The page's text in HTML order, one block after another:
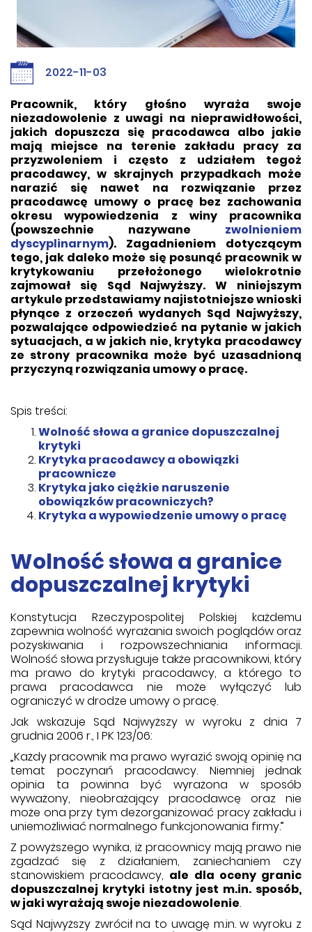
2022-11-03
Pracownik, który głośno wyraża swoje
niezadowolenie z uwagi na nieprawidłowości,
jakich dopuszcza się pracodawca albo jakie
mają miejsce na terenie zakładu pracy za
przyzwoleniem i często z udziałem tegoż
pracodawcy, w skrajnych przypadkach może
narazić się nawet na rozwiązanie przez
pracodawcę umowy o pracę bez zachowania
okresu wypowiedzenia z winy pracownika
(powszechnie nazywane zwolnieniem
dyscyplinarnym). Zagadnieniem dotyczącym
tego, jak daleko może się posunąć pracownik w
krytykowaniu przełożonego wielokrotnie
zajmował się Sąd Najwyższy. W niniejszym
artykule przedstawiamy najistotniejsze wnioski
płynące z orzeczeń wydanych Sąd Najwyższy,
pozwalające odpowiedzieć na pytanie w jakich
sytuacjach, a w jakich nie, krytyka pracodawcy
ze strony pracownika może być uzasadnioną
przyczyną rozwiązania umowy o pracę.
Spis treści:
Wolność słowa a granice dopuszczalnej
krytyki
Krytyka pracodawcy a obowiązki
pracownicze
Krytyka jako ciężkie naruszenie
obowiązków pracowniczych?
Krytyka a wypowiedzenie umowy o pracę
Wolność słowa a granice
dopuszczalnej krytyki
Konstytucja Rzeczypospolitej Polskiej każdemu
zapewnia wolność wyrażania swoich poglądów oraz
pozyskiwania i rozpowszechniania informacji.
Wolność słowa przysługuje także pracownikowi, który
ma prawo do krytyki pracodawcy, a którego to
prawa pracodawca nie może wyłączyć lub
ograniczyć w drodze umowy o pracę.
Jak wskazuje Sąd Najwyższy w wyroku z dnia 7
grudnia 2006 r., I PK 123/06:
„Każdy pracownik ma prawo wyrazić swoją opinię na
temat poczynań pracodawcy. Niemniej jednak
opinia ta powinna być wyrażona w sposób
wyważony, nieobrażający pracodawcę oraz nie
może ona przy tym dezorganizować pracy zakładu i
uniemożliwiać normalnego funkcjonowania firmy.”
Z powyższego wynika, iż pracownicy mają prawo nie
zgadzać się z działaniem, zaniechaniem czy
stanowiskiem pracodawcy, ale dla oceny granic
dopuszczalnej krytyki istotny jest m.in. sposób,
w jaki wyrażają swoje niezadowolenie.
Sąd Najwyższy zwrócił na to uwagę m.in. w wyroku z